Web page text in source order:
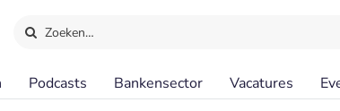
Zoeken…
Podcasts Bankensector Vacatures